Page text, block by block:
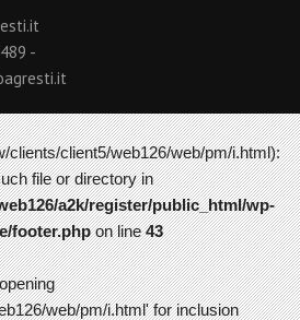
-
clients/client5/web126/web/pm/i.html):
file or directory in
a2k/register/public_html/wp-
footer.phpon line43
web/pm/i.html' for inclusion